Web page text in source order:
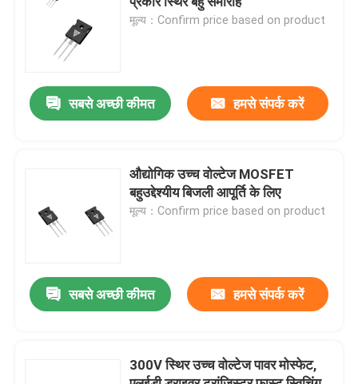
हमारे बारे में
गुणवत्ता नियंत्रण
समाचार
एक उद्धरण का अनुरोध करें
सिलिकॉन कार्बाइड MOSFET
मूल्य：Confirm price based on product
सबसे अच्छी कीमत हमसे संपर्क करें
औद्योगिक उच्च वोल्टेज MOSFET
बहुउद्देश्यीय बिजली आपूर्ति के लिए
मूल्य：Confirm price based on product
सबसे अच्छी कीमत हमसे संपर्क करें
300V स्थिर उच्च वोल्टेज पावर मोस्फेट,